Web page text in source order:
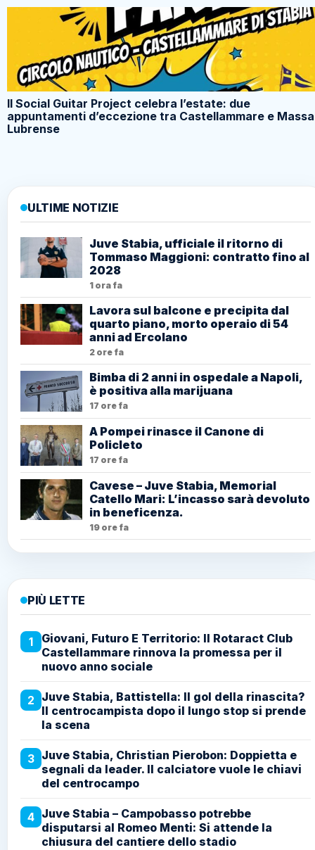
Il Social Guitar Project celebra l’estate: due
appuntamenti d’eccezione tra Castellammare e Massa
Lubrense
ULTIME NOTIZIE
Juve Stabia, ufficiale il ritorno di
Tommaso Maggioni: contratto fino al
2028
1 ora fa
Lavora sul balcone e precipita dal
quarto piano, morto operaio di 54
anni ad Ercolano
2 ore fa
Bimba di 2 anni in ospedale a Napoli,
è positiva alla marijuana
17 ore fa
A Pompei rinasce il Canone di
Policleto
17 ore fa
Cavese – Juve Stabia, Memorial
Catello Mari: L’incasso sarà devoluto
in beneficenza.
19 ore fa
PIÙ LETTE
1
Giovani, Futuro E Territorio: Il Rotaract Club
Castellammare rinnova la promessa per il
nuovo anno sociale
2 Juve Stabia, Battistella: Il gol della rinascita?
Il centrocampista dopo il lungo stop si prende
la scena
3 Juve Stabia, Christian Pierobon: Doppietta e
segnali da leader. Il calciatore vuole le chiavi
del centrocampo
4 Juve Stabia – Campobasso potrebbe
disputarsi al Romeo Menti: Si attende la
chiusura del cantiere dello stadio